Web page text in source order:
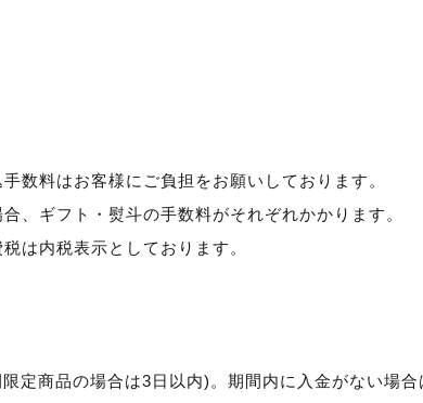
数料はお客様にご負担をお願いしております。
、ギフト・熨斗の手数料がそれぞれかかります。
は内税表示としております。
定商品の場合は3日以内)。期間内に入金がない場